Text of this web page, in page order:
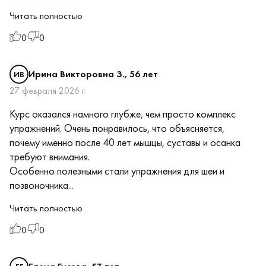
Читать полностью
0
0
ИВ Ирина Викторовна З., 56 лет
27 февраля 2026 г.
Курс оказался намного глубже, чем просто комплекс
упражнений. Очень понравилось, что объясняется,
почему именно после 40 лет мышцы, суставы и осанка
требуют внимания.
Особенно полезными стали упражнения для шеи и
позвоночника...
Читать полностью
0
0